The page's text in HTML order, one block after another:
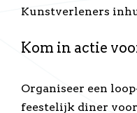
Kunstverleners
Kom in actie
Organiseer een
feestelijk diner